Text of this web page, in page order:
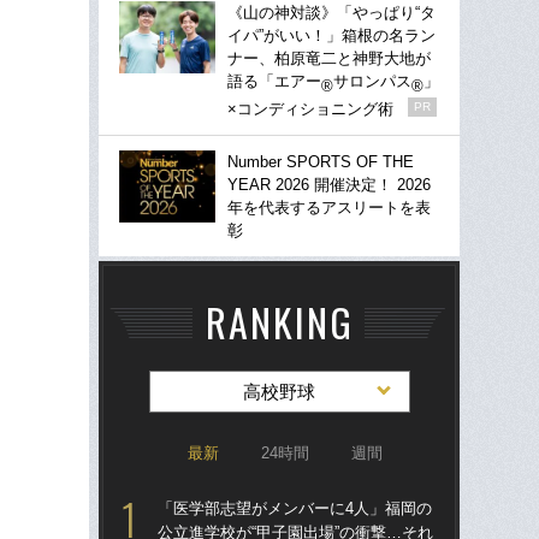
《山の神対談》「やっぱり“タ
イパ”がいい！」箱根の名ラン
ナー、柏原竜二と神野大地が
語る「エアー®サロンパス® 」
×コンディショニング術
PR
Number SPORTS OF THE
YEAR 2026 開催決定！ 2026
年を代表するアスリートを表
彰
RANKING
高校野球
最新 24時間 週間
「医学部志望がメンバーに4人」福岡の
公立進学校が“甲子園出場”の衝撃…それ